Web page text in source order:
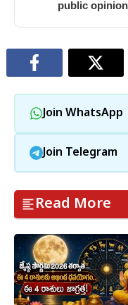
public
Join WhatsApp
Join Telegram
Read More